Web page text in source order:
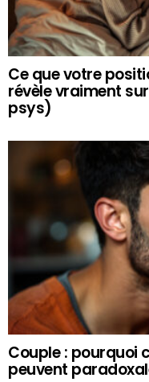
Ce que votre
révèle vraiment
psys)
Couple : pourquoi
peuvent